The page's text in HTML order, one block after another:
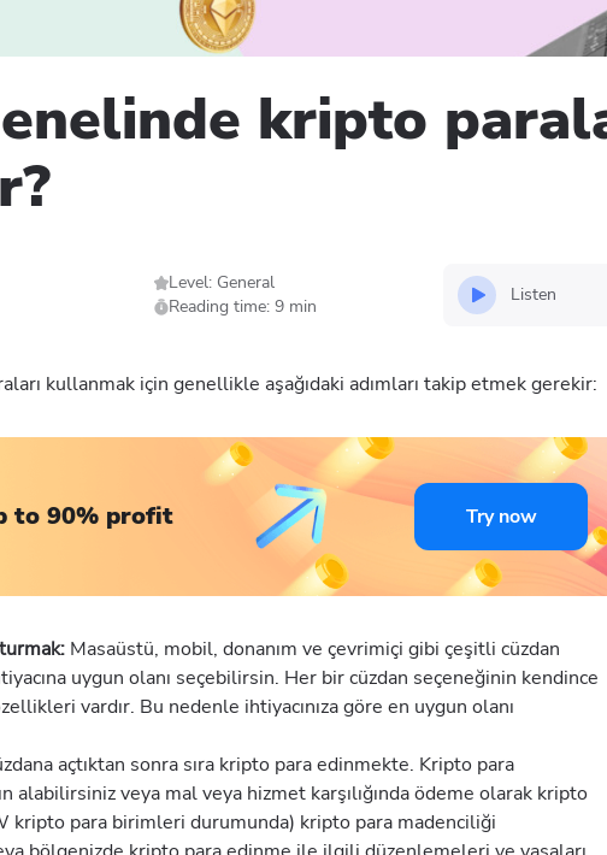
kripto
Level: General
Reading time: 9 min
Listen
kullanmak için genellikle aşağıdaki adımları takip etmek gerekir:
to 90% profit Try now
Masaüstü, mobil, donanım ve çevrimiçi gibi çeşitli cüzdan
uygun olanı seçebilirsin. Her bir cüzdan seçeneğinin kendince
vardır. Bu nedenle ihtiyacınıza göre en uygun olanı
açtıktan sonra sıra kripto para edinmekte. Kripto para
alabilirsiniz veya mal veya hizmet karşılığında ödeme olarak kripto
kripto para birimleri durumunda) kripto para madenciliği